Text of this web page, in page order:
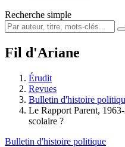
Recherche simple
Fil d'Ariane
Érudit
Revues
Bulletin d'histoire
Le Rapport Parent,
scolaire ?
Bulletin d'histoire politique